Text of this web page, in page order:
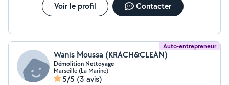
Voir le profil Contacter
Auto-entrepreneur
Wanis Moussa (KRACH&CLEAN)
Démolition Nettoyage
Marseille (La Marine)
5/5 (3 avis)